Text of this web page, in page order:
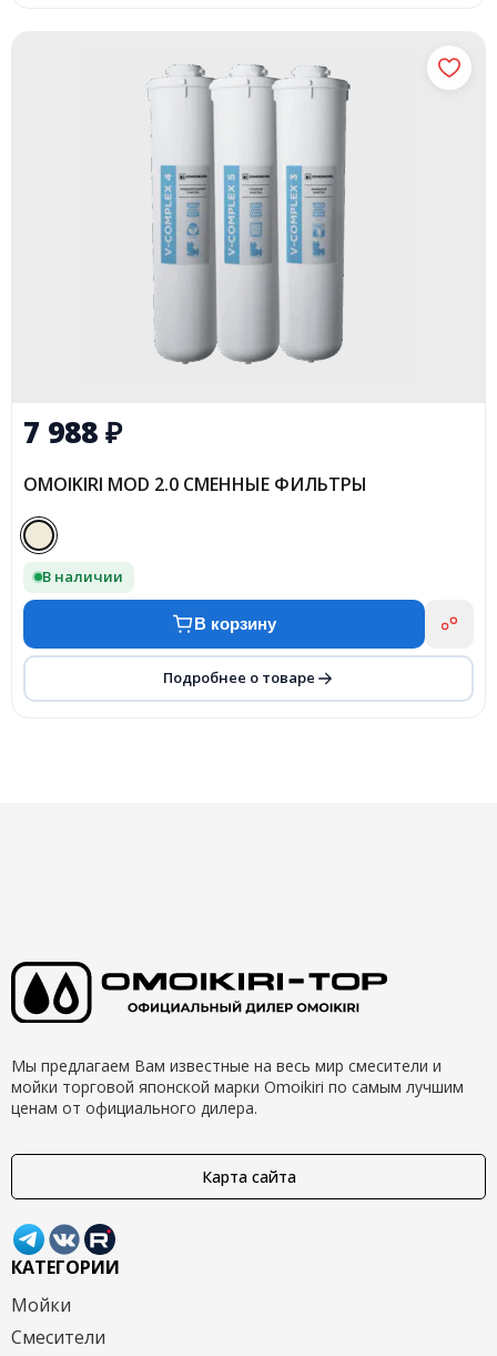
7 988₽
OMOIKIRI MOD 2.0 СМЕННЫЕ ФИЛЬТРЫ
В наличии
В корзину
Подробнее о товаре
Мы предлагаем Вам известные на весь мир смесители и
мойки торговой японской марки Omoikiri по самым лучшим
ценам от официального дилера.
Карта сайта
КАТЕГОРИИ
Мойки
Смесители